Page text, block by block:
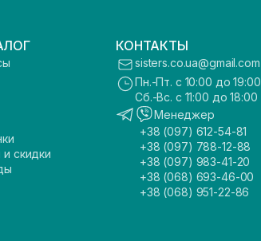
и скидки
КОНТАКТЫ
sisters.co.ua@gmail.com
Пн.-Пт. с 10:00 до 19:00
Сб.-Вс. с 11:00 до 18:00
Менеджер
+38 (097) 612-54-81
+38 (097) 788-12-88
+38 (097) 983-41-20
+38 (068) 693-46-00
+38 (068) 951-22-86